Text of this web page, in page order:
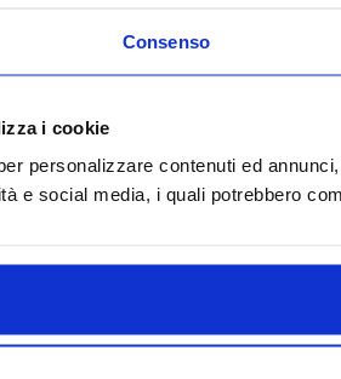
Consenso
i cookie
personalizzare contenuti ed
e social media, i quali potrebbero